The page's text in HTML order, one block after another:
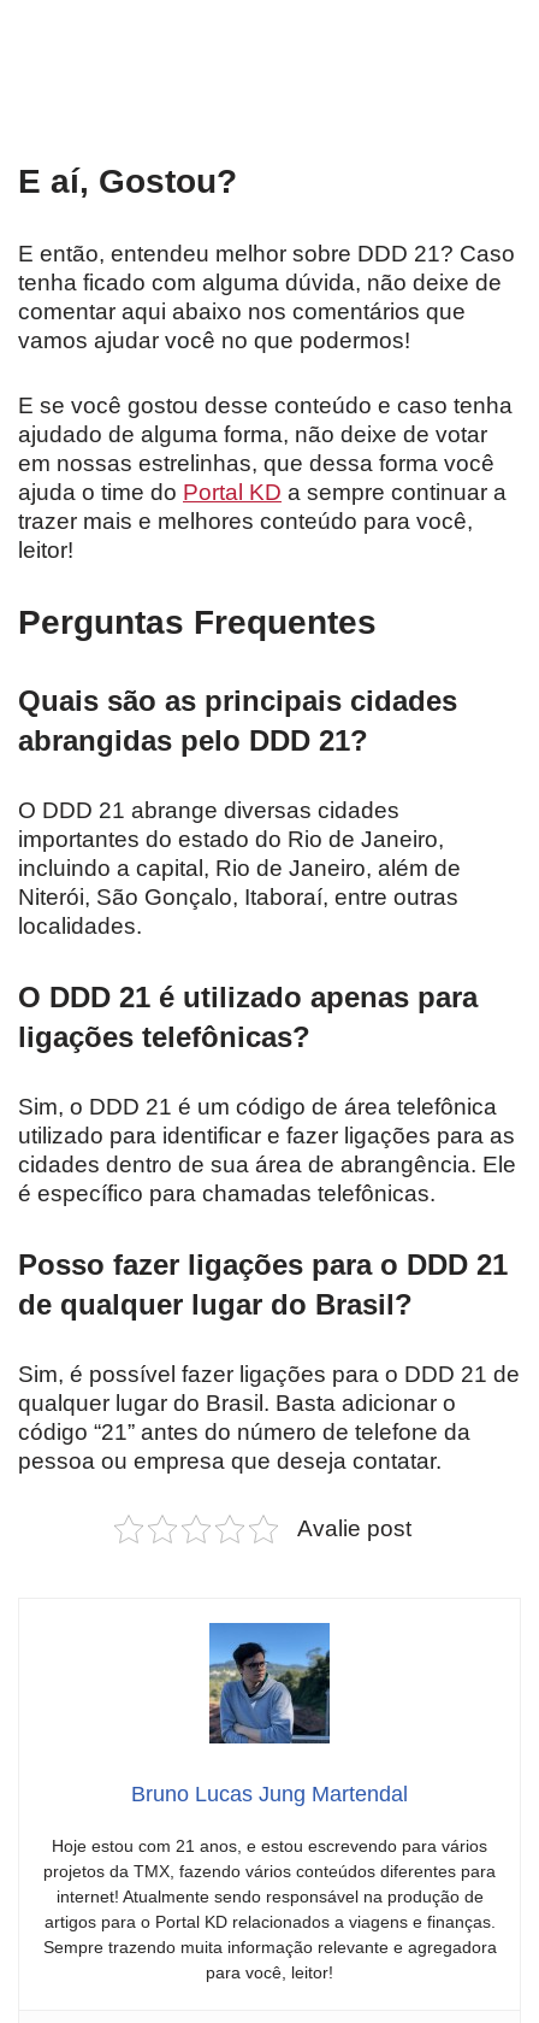
E aí, Gostou?
E então, entendeu melhor sobre DDD 21? Caso
tenha ficado com alguma dúvida, não deixe de
comentar aqui abaixo nos comentários que
vamos ajudar você no que podermos!
E se você gostou desse conteúdo e caso tenha
ajudado de alguma forma, não deixe de votar
em nossas estrelinhas, que dessa forma você
ajuda o time do Portal KD a sempre continuar a
trazer mais e melhores conteúdo para você,
leitor!
Perguntas Frequentes
Quais são as principais cidades
abrangidas pelo DDD 21?
O DDD 21 abrange diversas cidades
importantes do estado do Rio de Janeiro,
incluindo a capital, Rio de Janeiro, além de
Niterói, São Gonçalo, Itaboraí, entre outras
localidades.
O DDD 21 é utilizado apenas para
ligações telefônicas?
Sim, o DDD 21 é um código de área telefônica
utilizado para identificar e fazer ligações para as
cidades dentro de sua área de abrangência. Ele
é específico para chamadas telefônicas.
Posso fazer ligações para o DDD 21
de qualquer lugar do Brasil?
Sim, é possível fazer ligações para o DDD 21 de
qualquer lugar do Brasil. Basta adicionar o
código “21” antes do número de telefone da
pessoa ou empresa que deseja contatar.
Avalie post
Bruno Lucas Jung Martendal
Hoje estou com 21 anos, e estou escrevendo para vários
projetos da TMX, fazendo vários conteúdos diferentes para
internet! Atualmente sendo responsável na produção de
artigos para o Portal KD relacionados a viagens e finanças.
Sempre trazendo muita informação relevante e agregadora
para você, leitor!